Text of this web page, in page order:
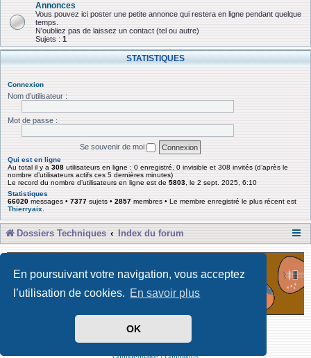
En poursuivant votre navigation, vous acceptez
l’utilisation de cookies. En savoir plus
OK
Annonces
Vous pouvez ici poster une petite annonce qui restera en ligne pendant quelque
temps.
N'oubliez pas de laissez un contact (tel ou autre)
Sujets : 1
STATISTIQUES
Connexion
Nom d’utilisateur :
Mot de passe :
Se souvenir de moi
Qui est en ligne
Au total il y a 308 utilisateurs en ligne : 0 enregistré, 0 invisible et 308 invités (d’après le
nombre d’utilisateurs actifs ces 5 dernières minutes)
Le record du nombre d’utilisateurs en ligne est de 5803 , le 2 sept. 2025, 6:10
Statistiques
66020 messages • 7377 sujets • 2857 membres • Le membre enregistré le plus récent est
Thierryaix
Dossiers Techniques Index du forum
Développé par Forum Software © phpBB Limited
Traduit par phpBB-fr
Confidentialité|Conditions